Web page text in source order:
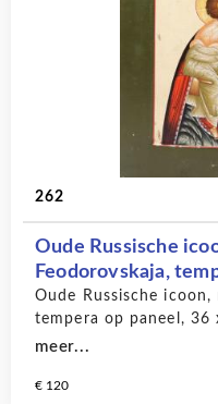
262
Oude Russische
Feodorovskaja,
Oude Russische icoon,
tempera op paneel, 36
meer...
€ 120